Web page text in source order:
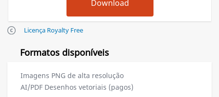
Licença Royalty Free
Formatos disponíveis
Imagens PNG de alta resolução
AI/PDF Desenhos vetoriais (pagos)